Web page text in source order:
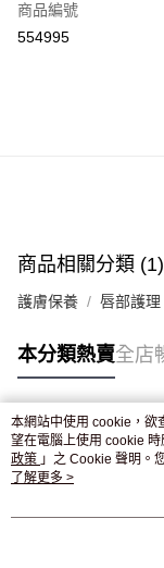
Apple Pay
付款後門市自取，訂
商品編號
554995
商品相關分類 (1)
護膚保養 唇部護理
本分類熱賣全店
熱門標籤
熱銷排行
本網站中使用 cookie，欲
望在電腦上使用 cookie
政策 」之 Cookie 聲明。
條款之 Cookie 聲明使用
了解更多 >